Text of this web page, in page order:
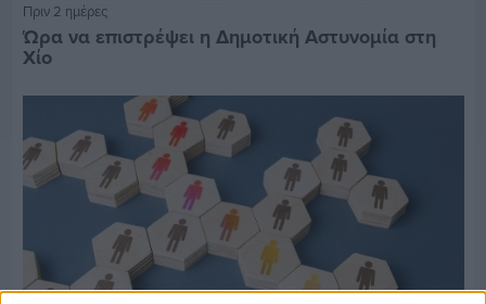
Πριν 2 ημέρες
Ώρα να επιστρέψει η Δημοτική Αστυνομία στη
Χίο